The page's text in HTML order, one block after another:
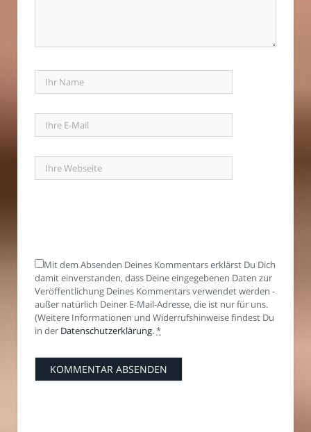
Mit dem Absenden Deines Kommentars erklärst Du Dich
damit einverstanden, dass Deine eingegebenen Daten zur
Veröffentlichung Deines Kommentars verwendet werden -
außer natürlich Deiner E-Mail-Adresse, die ist nur für uns.
(Weitere Informationen und Widerrufshinweise findest Du
in der Datenschutzerklärung.*